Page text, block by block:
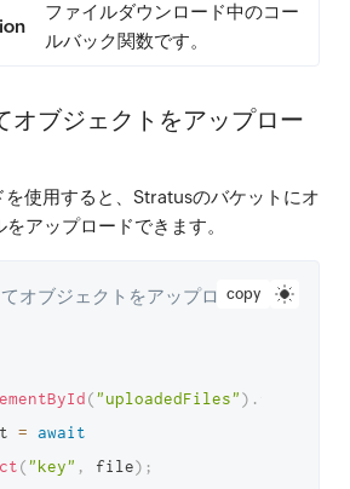
ファイルダウンロード中のコー
ルバック関数です。
オブジェクトをアップロー
を使用すると、Stratusのバケットにオ
アップロードできます。
copy
オブジェクトをアップロー
("uploadedFiles") .
= await
("key" , file) ;